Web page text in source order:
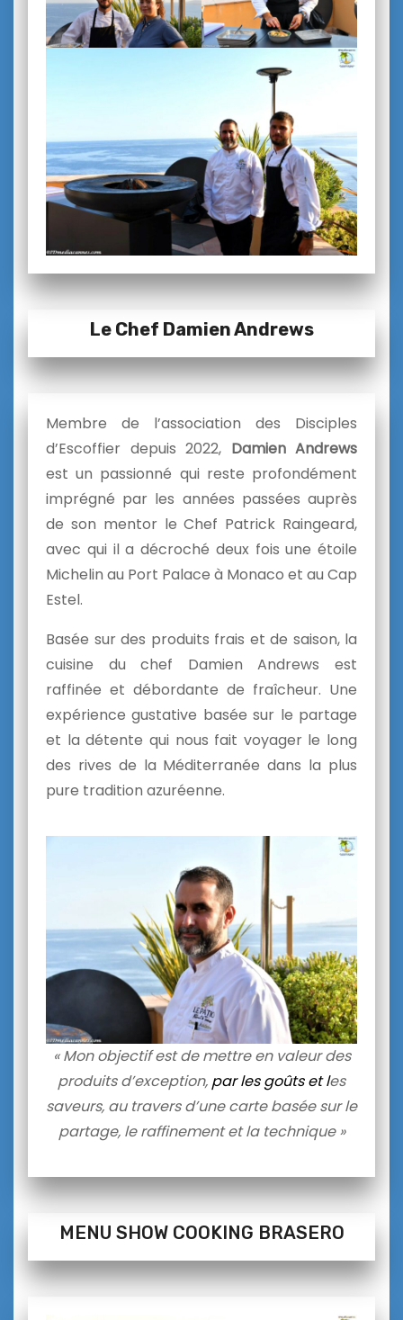
Le Chef Damien Andrews
Membre de l’association des Disciples
d’Escoffier depuis 2022, Damien Andrews
est un passionné qui reste profondément
imprégné par les années passées auprès
de son mentor le Chef Patrick Raingeard,
avec qui il a décroché deux fois une étoile
Michelin au Port Palace à Monaco et au Cap
Estel.
Basée sur des produits frais et de saison, la
cuisine du chef Damien Andrews est
raffinée et débordante de fraîcheur. Une
expérience gustative basée sur le partage
et la détente qui nous fait voyager le long
des rives de la Méditerranée dans la plus
pure tradition azuréenne.
« Mon objectif est de mettre en valeur des
produits d’exception, par les goûts et les
saveurs, au travers d’une carte basée sur le
partage, le raffinement et la technique »
MENU SHOW COOKING BRASERO